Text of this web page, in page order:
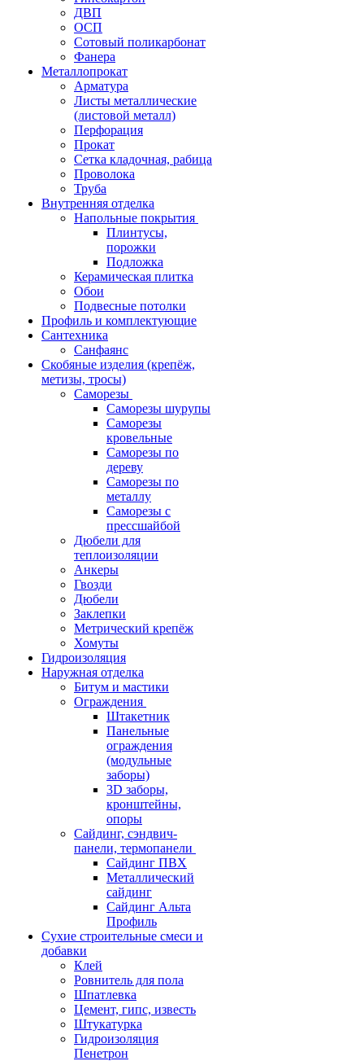
ДВП
ОСП
Сотовый поликарбонат
Фанера
Металлопрокат
Арматура
Листы металлические
(листовой металл)
Перфорация
Прокат
Сетка кладочная, рабица
Проволока
Труба
Внутренняя отделка
Напольные покрытия
Плинтусы,
порожки
Подложка
Керамическая плитка
Обои
Подвесные потолки
Профиль и комплектующие
Сантехника
Санфаянс
Скобяные изделия (крепёж,
метизы, тросы)
Саморезы
Саморезы шурупы
Саморезы
кровельные
Саморезы по
дереву
Саморезы по
металлу
Саморезы с
прессшайбой
Дюбели для
теплоизоляции
Анкеры
Гвозди
Дюбели
Заклепки
Метрический крепёж
Хомуты
Гидроизоляция
Наружная отделка
Битум и мастики
Ограждения
Штакетник
Панельные
ограждения
(модульные
заборы)
3D заборы,
кронштейны,
опоры
Cайдинг, сэндвич-
панели, термопанели
Сайдинг ПВХ
Металлический
сайдинг
Сайдинг Альта
Профиль
Сухие строительные смеси и
добавки
Клей
Ровнитель для пола
Шпатлевка
Цемент, гипс, известь
Штукатурка
Гидроизоляция
Пенетрон